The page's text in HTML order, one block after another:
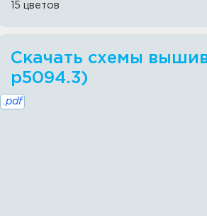
15 цветов
Скачать схемы
p5094.3)
.pdf